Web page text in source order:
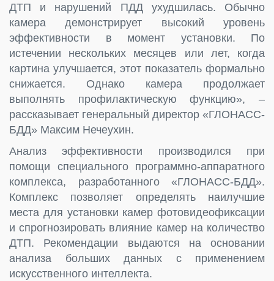
ДТП и нарушений ПДД ухудшилась. Обычно
камера демонстрирует высокий уровень
эффективности в момент установки. По
истечении нескольких месяцев или лет, когда
картина улучшается, этот показатель формально
снижается. Однако камера продолжает
выполнять профилактическую функцию», –
рассказывает генеральный директор «ГЛОНАСС-
БДД» Максим Нечеухин.
Анализ эффективности производился при
помощи специального программно-аппаратного
комплекса, разработанного «ГЛОНАСС-БДД».
Комплекс позволяет определять наилучшие
места для установки камер фотовидеофиксации
и спрогнозировать влияние камер на количество
ДТП. Рекомендации выдаются на основании
анализа больших данных с применением
искусственного интеллекта.